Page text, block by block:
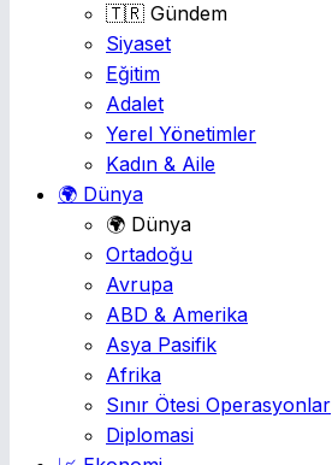
🇹🇷 Gündem
Siyaset
Eğitim
Adalet
Yerel Yönetimler
Kadın & Aile
🌍 Dünya
🌍 Dünya
Ortadoğu
Avrupa
ABD & Amerika
Asya Pasifik
Afrika
Sınır Ötesi Operasyonlar
Diplomasi